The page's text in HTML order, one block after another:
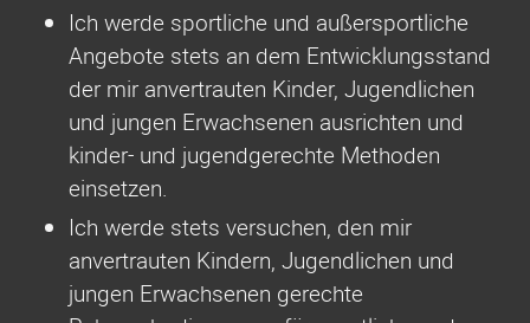
Ich werde sportliche und außersportliche
Angebote stets an dem Entwicklungsstand
der mir anvertrauten Kinder, Jugendlichen
und jungen Erwachsenen ausrichten und
kinder- und jugendgerechte Methoden
einsetzen.
Ich werde stets versuchen, den mir
anvertrauten Kindern, Jugendlichen und
jungen Erwachsenen gerechte